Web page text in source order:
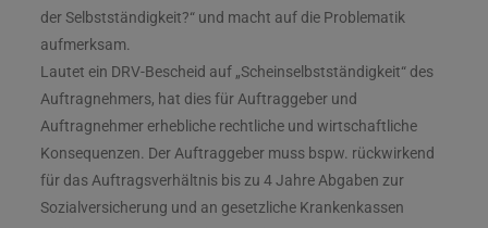
der Selbstständigkeit?“ und macht auf die Problematik
aufmerksam.
Lautet ein DRV-Bescheid auf „Scheinselbstständigkeit“ des
Auftragnehmers, hat dies für Auftraggeber und
Auftragnehmer erhebliche rechtliche und wirtschaftliche
Konsequenzen. Der Auftraggeber muss bspw. rückwirkend
für das Auftragsverhältnis bis zu 4 Jahre Abgaben zur
Sozialversicherung und an gesetzliche Krankenkassen